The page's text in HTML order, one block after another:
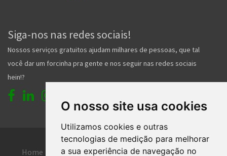
O nosso site usa cookies
Utilizamos cookies e outras
tecnologias de medição para melhorar
a sua experiência de navegação no
Siga-nos nas redes sociais!
Nossos serviços gratuitos ajudam milhares de pessoas, que tal
você dar um forcinha pra gente e nos seguir nas redes sociais
hein!?
Home Entrar Faça seu cadastro